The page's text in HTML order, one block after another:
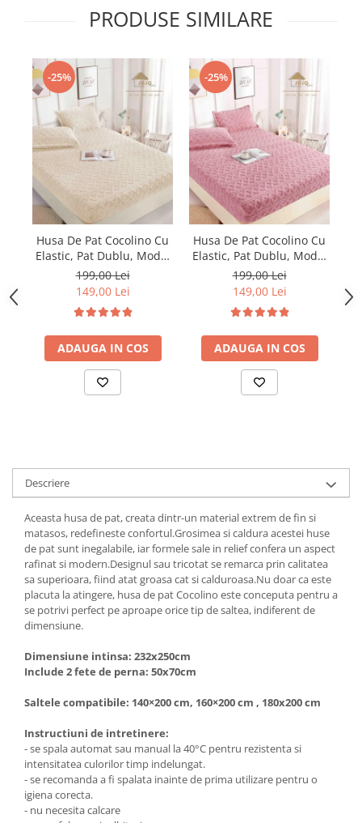
PRODUSE SIMILARE
-25%
Husa De Pat Cocolino Cu
Elastic, Pat Dublu, Model
Tricot, Crem
199,00 Lei
149,00 Lei
ADAUGA IN COS
-25%
Husa De Pat Cocolino Cu
Elastic, Pat Dublu, Model
Tricot, Roz
199,00 Lei
149,00 Lei
ADAUGA IN COS
Descriere
Aceasta husa de pat, creata dintr-un material extrem de fin si
matasos, redefineste confortul.Grosimea si caldura acestei huse
de pat sunt inegalabile, iar formele sale in relief confera un aspect
rafinat si modern.Designul sau tricotat se remarca prin calitatea
sa superioara, fiind atat groasa cat si calduroasa.Nu doar ca este
placuta la atingere, husa de pat Cocolino este conceputa pentru a
se potrivi perfect pe aproape orice tip de saltea, indiferent de
dimensiune.
Dimensiune intinsa: 232x250cm
Include 2 fete de perna: 50x70cm
Saltele compatibile: 140×200 cm, 160×200 cm , 180x200 cm
Instructiuni de intretinere:
- se spala automat sau manual la 40°C pentru rezistenta si
intensitatea culorilor timp indelungat.
- se recomanda a fi spalata inainte de prima utilizare pentru o
igiena corecta.
- nu necesita calcare